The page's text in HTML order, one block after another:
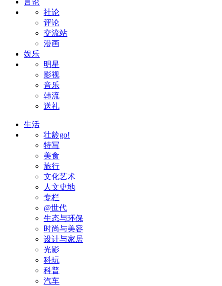
言论
社论
评论
交流站
漫画
娱乐
明星
影视
音乐
韩流
送礼
生活
壮龄go!
特写
美食
旅行
文化艺术
人文史地
专栏
@世代
生态与环保
时尚与美容
设计与家居
光影
科玩
科普
汽车